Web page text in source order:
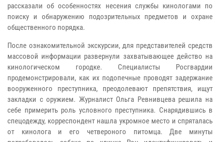
рассказали об особенностях несения службы кинологами по
поиску и обнаружению подозрительных предметов и охране
общественного порядка.
После ознакомительной экскурсии, для представителей средств
массовой информации развернули захватывающее действо на
кинологическом городке. Специалисты Росгвардии
продемонстрировали, как их подопечные проводят задержание
вооруженного преступника, преодолевают препятствия, ищут
закладки с оружием. Журналист Ольга Ревнивцева решила на
себе примерить роль условного преступника. Снарядившись в
спецодежду, корреспондент нашла укромное место и спряталась
от кинолога и его четвероного питомца. Две минуты